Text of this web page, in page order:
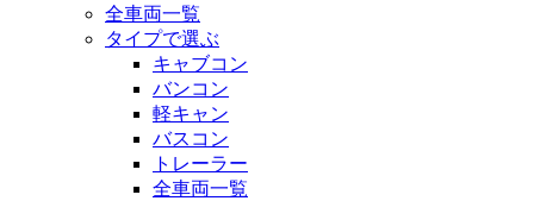
全車両一覧
タイプで選ぶ
キャブコン
バンコン
軽キャン
バスコン
トレーラー
全車両一覧